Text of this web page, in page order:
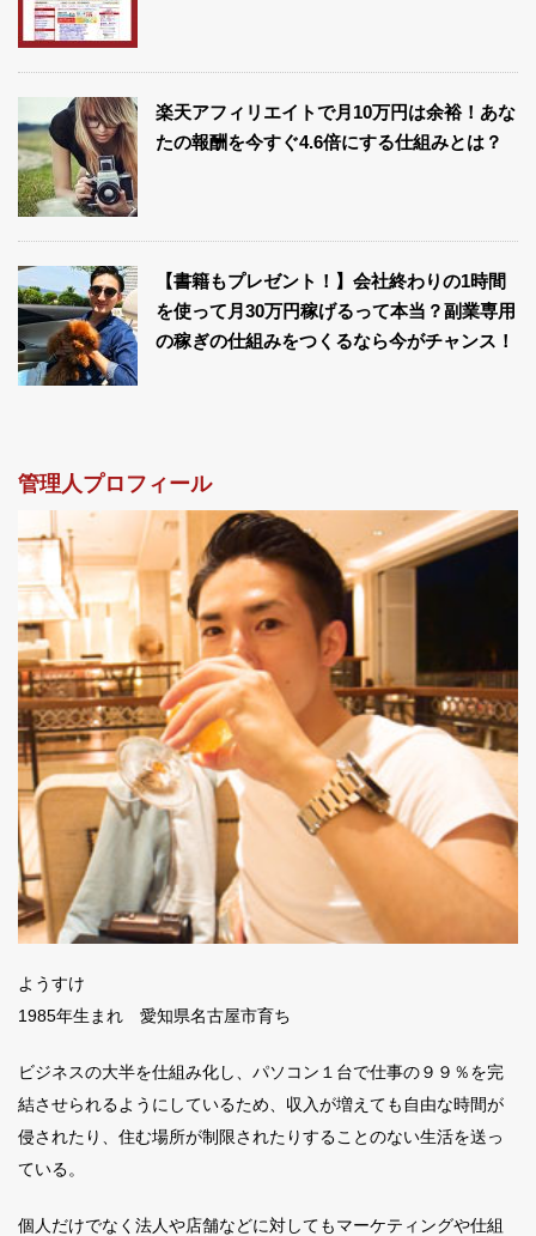
楽天アフィリエイトで月10万円は余裕！あな
たの報酬を今すぐ4.6倍にする仕組みとは？
【書籍もプレゼント！】会社終わりの1時間
を使って月30万円稼げるって本当？副業専用
の稼ぎの仕組みをつくるなら今がチャンス！
管理人プロフィール
ようすけ
1985年生まれ 愛知県名古屋市育ち
ビジネスの大半を仕組み化し、パソコン１台で仕事の９９％を完
結させられるようにしているため、収入が増えても自由な時間が
侵されたり、住む場所が制限されたりすることのない生活を送っ
ている。
個人だけでなく法人や店舗などに対してもマーケティングや仕組